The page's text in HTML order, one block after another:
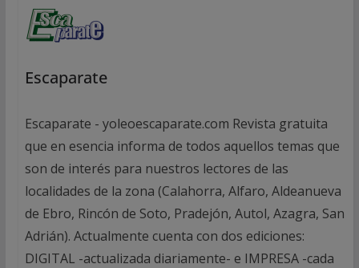
Escaparate
Escaparate - yoleoescaparate.com Revista gratuita
que en esencia informa de todos aquellos temas que
son de interés para nuestros lectores de las
localidades de la zona (Calahorra, Alfaro, Aldeanueva
de Ebro, Rincón de Soto, Pradejón, Autol, Azagra, San
Adrián). Actualmente cuenta con dos ediciones:
DIGITAL -actualizada diariamente- e IMPRESA -cada